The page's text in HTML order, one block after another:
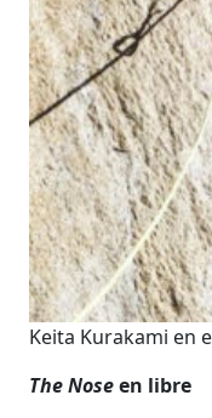
Keita Kurakami en
The Noseen libre